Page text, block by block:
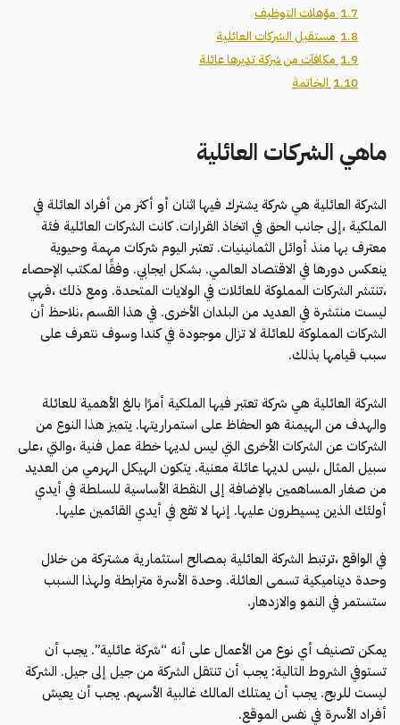
1.7 مؤهلات التوظيف
1.8 مستقبل الشركات العائلية
1.9 مكافآت من شركة تديرها عائلة
1.10 الخاتمة
ماهي الشركات العائلية
الشركة العائلية هي شركة يشترك فيها اثنان أو أكثر من أفراد العائلة في
الملكية ،إلى جانب الحق في اتخاذ القرارات. كانت الشركات العائلية فئة
معترف بها منذ أوائل الثمانينيات. تعتبر اليوم شركات مهمة وحيوية
ينعكس دورها في الاقتصاد العالمي. بشكل ايجابي. وفقًا لمكتب الإحصاء
،تنتشر الشركات المملوكة للعائلات في الولايات المتحدة. ومع ذلك ،فهي
ليست منتشرة في العديد من البلدان الأخرى. في هذا القسم ،نلاحظ أن
الشركات المملوكة للعائلة لا تزال موجودة في كندا وسوف نتعرف على
سبب قيامها بذلك.
الشركة العائلية هي شركة تعتبر فيها الملكية أمرًا بالغ الأهمية للعائلة
والهدف من الهيمنة هو الحفاظ على استمراريتها. يتميز هذا النوع من
الشركات عن الشركات الأخرى التي ليس لديها خطة عمل فنية ،والتي ،على
سبيل المثال ،ليس لديها عائلة معنية. يتكون الهيكل الهرمي من العديد
من صغار المساهمين بالإضافة إلى النقطة الأساسية للسلطة في أيدي
أولئك الذين يسيطرون عليها. إنها لا تقع في أيدي القائمين عليها.
في الواقع ،ترتبط الشركة العائلية بمصالح استثمارية مشتركة من خلال
وحدة ديناميكية تسمى العائلة. وحدة الأسرة مترابطة ولهذا السبب
ستستمر في النمو والازدهار.
يمكن تصنيف أي نوع من الأعمال على أنه “شركة عائلية”. يجب أن
تستوفي الشروط التالية: يجب أن تنتقل الشركة من جيل إلى جيل. الشركة
ليست للربح. يجب أن يمتلك المالك غالبية الأسهم. يجب أن يعيش
أفراد الأسرة في نفس الموقع.